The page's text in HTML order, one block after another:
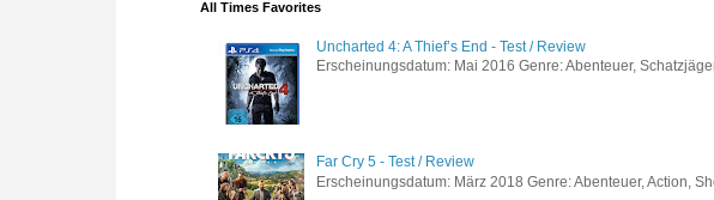
All Times Favorites
Uncharted 4: A Thief’s End - Test / Review
Erscheinungsdatum: Mai 2016 Genre: Abenteuer,
Far Cry 5 - Test / Review
Erscheinungsdatum: März 2018 Genre: Abenteuer, Action,